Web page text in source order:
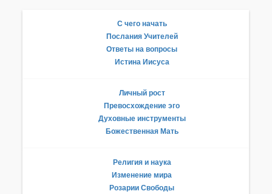
С чего начать
Послания Учителей
Ответы на вопросы
Истина Иисуса
Личный рост
Превосхождение эго
Духовные инструменты
Божественная Мать
Религия и наука
Изменение мира
Розарии Свободы